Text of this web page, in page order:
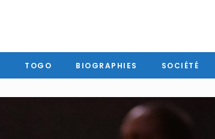
TOGO BIOGRAPHIES SOCIÉTÉ